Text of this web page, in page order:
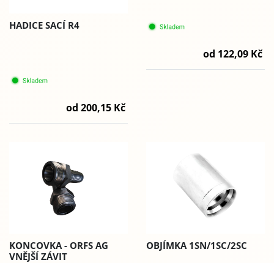
HADICE SACÍ R4
od 200,15 Kč
od 122,09 Kč
KONCOVKA - ORFS AG
VNĚJŠÍ ZÁVIT
OBJÍMKA 1SN/1SC/2SC